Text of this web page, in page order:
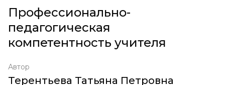
Профессионально-
педагогическая
компетентность учителя
Автор
Терентьева Татьяна Петровна